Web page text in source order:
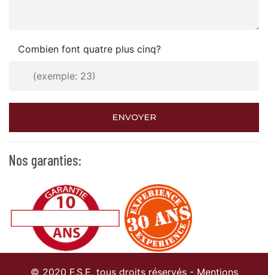
Combien font quatre plus cinq?
ENVOYER
Nos garanties:
© 2020 F.S.E, tous droits réservés - Mentions